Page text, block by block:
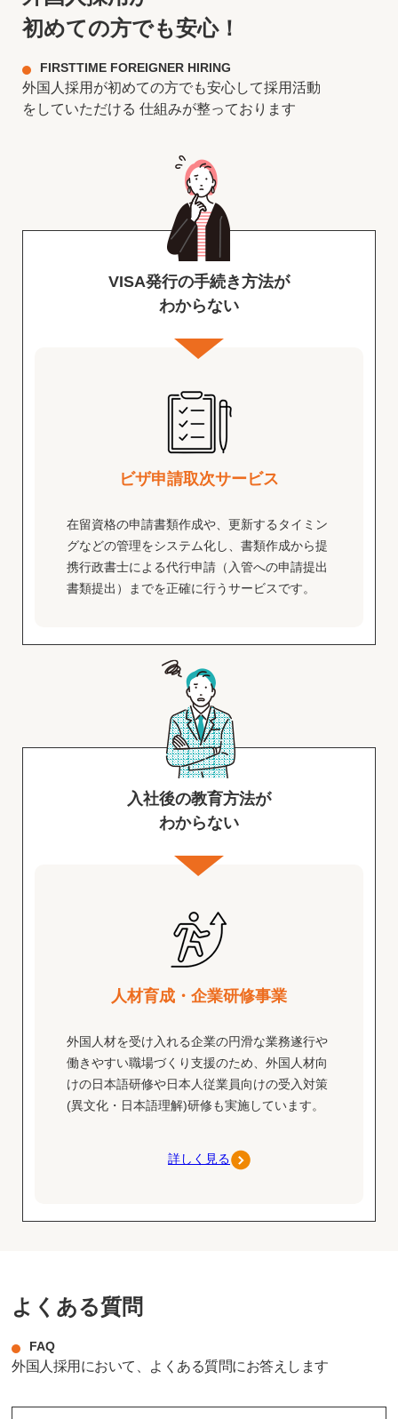
初めての方でも安心！
FIRSTTIME FOREIGNER HIRING
外国人採用が初めての方でも安心して採用活動
をしていただける 仕組みが整っております
VISA発行の手続き方法が
わからない
ビザ申請取次サービス
在留資格の申請書類作成や、更新するタイミン
グなどの管理をシステム化し、書類作成から提
携行政書士による代行申請（入管への申請提出
書類提出）までを正確に行うサービスです。
入社後の教育方法が
わからない
人材育成・企業研修事業
外国人材を受け入れる企業の円滑な業務遂行や
働きやすい職場づくり支援のため、外国人材向
けの日本語研修や日本人従業員向けの受入対策
(異文化・日本語理解)研修も実施しています。
詳しく見る
よくある質問
FAQ
外国人採用において、よくある質問にお答えします